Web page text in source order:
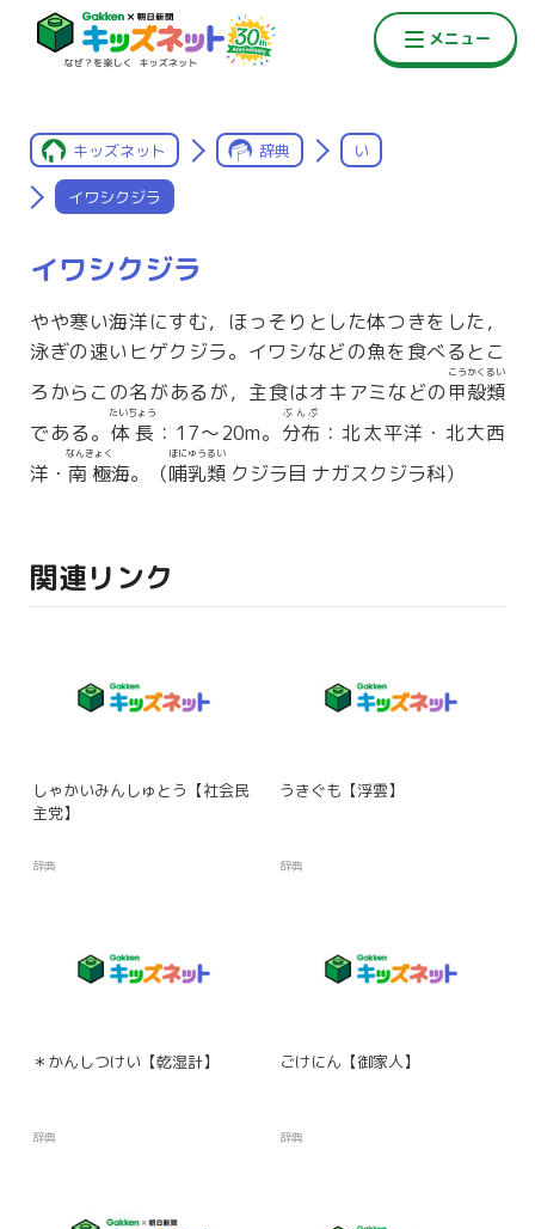
キッズネット 辞典 い
イワシクジラ
イワシクジラ
やや寒い海洋にすむ，ほっそりとした体つきをした，
泳ぎの速いヒゲクジラ。イワシなどの魚を食べるとこ
ろからこの名があるが，主食はオキアミなどの甲殻類
こうかくるい
である。 体長
たいちょう
：17〜20m。 分布
ぶんぷ
：北太平洋・北大西
洋・ 南極
なんきょく
海。（哺乳類
ほにゅうるい
クジラ目 ナガスクジラ科）
関連リンク
しゃかいみんしゅとう【社会民
主党】
辞典
うきぐも【浮雲】
辞典
＊かんしつけい【乾湿計】
辞典
ごけにん【御家人】
辞典